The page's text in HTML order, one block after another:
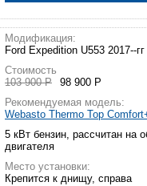
Модификация:
Ford Expedition U553 2017--
Стоимость
103 900 Р
98 900 Р
Рекомендуемая модель:
Webasto Thermo Top
5 кВт бензин, рассчитан на
двигателя
Место установки:
Крепится к днищу, справа